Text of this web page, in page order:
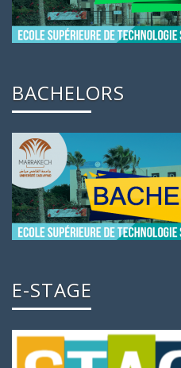
BACHELORS
E-STAGE